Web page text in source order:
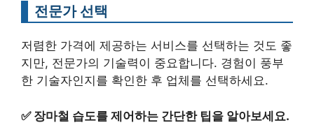
전문가 선택
저렴한 가격에 제공하는 서비스를 선택하는 것도 좋
지만, 전문가의 기술력이 중요합니다. 경험이 풍부
한 기술자인지를 확인한 후 업체를 선택하세요.
✅ 장마철 습도를 제어하는 간단한 팁을 알아보세요.